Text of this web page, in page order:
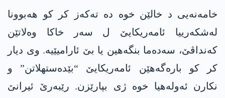
خامەنەیی د خالێن خوە دە تەکەز کر کو ھەبوونا
لەشکەرییا ئامەریکایێ ل سەر خاکا وەلاتێن
کەنداڤێ، سەدەما بنگەھین یا بێ ئارامیێیە. وی دیار
کر کو بارەگەھێن ئامەریکایێ “بێدەستھلاتن” و
نکارن ئەولەھیا خوە ژی بپارێزن. رێبەرێ ئیرانێ